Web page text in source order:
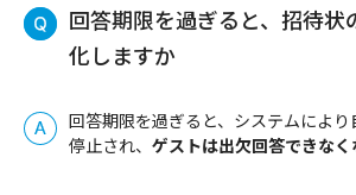
回答期限を過ぎると、招待状
化しますか
回答期限を過ぎると、システムによ
停止され、 ゲストは出欠回答できなく